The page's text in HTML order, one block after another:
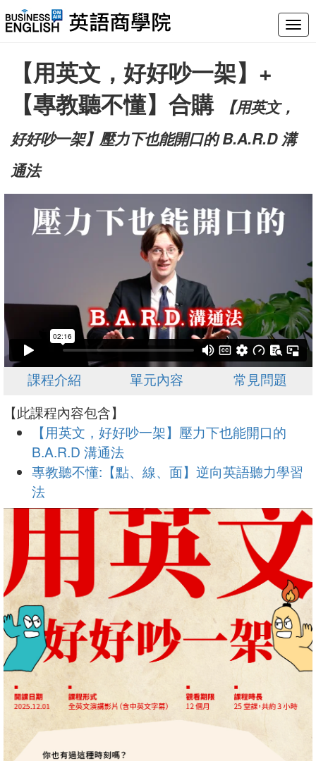
【用英文，好好吵一架】+
【專教聽不懂】合購
【用英文，
好好吵一架】壓力下也能開口的 B.A.R.D 溝
通法
課程介紹 單元內容 常見問題
【此課程內容包含】
【用英文，好好吵一架】壓力下也能開口的
B.A.R.D 溝通法
專教聽不懂:【點、線、面】逆向英語聽力學習
法